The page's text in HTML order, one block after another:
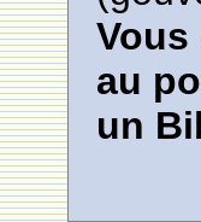
au
un